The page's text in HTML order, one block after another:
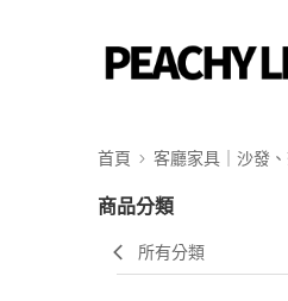
首頁 客廳家具｜沙發
商品分類
所有分類